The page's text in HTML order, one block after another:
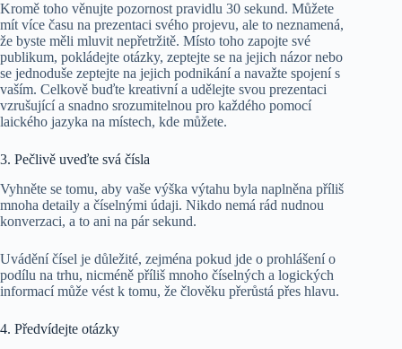
Kromě toho věnujte pozornost pravidlu 30 sekund. Můžete
mít více času na prezentaci svého projevu, ale to neznamená,
že byste měli mluvit nepřetržitě. Místo toho zapojte své
publikum, pokládejte otázky, zeptejte se na jejich názor nebo
se jednoduše zeptejte na jejich podnikání a navažte spojení s
vaším. Celkově buďte kreativní a udělejte svou prezentaci
vzrušující a snadno srozumitelnou pro každého pomocí
laického jazyka na místech, kde můžete.
3. Pečlivě uveďte svá čísla
Vyhněte se tomu, aby vaše výška výtahu byla naplněna příliš
mnoha detaily a číselnými údaji. Nikdo nemá rád nudnou
konverzaci, a to ani na pár sekund.
Uvádění čísel je důležité, zejména pokud jde o prohlášení o
podílu na trhu, nicméně příliš mnoho číselných a logických
informací může vést k tomu, že člověku přerůstá přes hlavu.
4. Předvídejte otázky